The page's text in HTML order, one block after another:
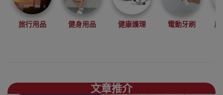
旅行用品 健身用品 健康護理 電動牙刷 風
文章推介